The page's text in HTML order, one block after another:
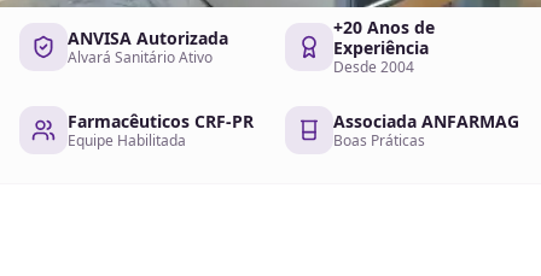
ANVISA Autorizada
Alvará Sanitário Ativo
+20 Anos de
Experiência
Desde 2004
Farmacêuticos CRF-PR
Equipe Habilitada
Associada ANFARMAG
Boas Práticas